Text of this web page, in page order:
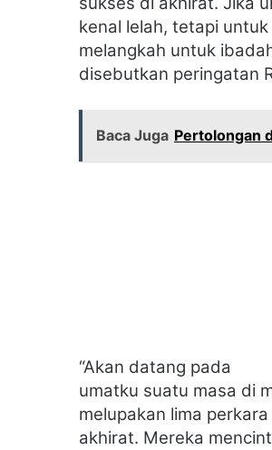
kenal lelah, tetapi
melangkah untuk
disebutkan peringatan
Baca Juga Pertolongan
“Akan datang pada
umatku suatu masa di
melupakan lima
akhirat. Mereka